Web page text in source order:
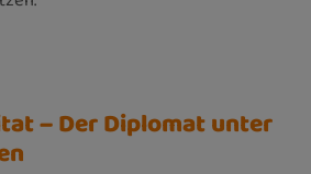
– Der Diplomat unter